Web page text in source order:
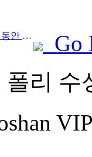
Prev:메이투안 여행사: 단오절 기간 동안 각 지방의 고급 호텔 예약이 활발히 이뤄지고 있으며, 아이를 동반한 가족이 주요 고객으로 떠오르고 있다.
Go
리 수